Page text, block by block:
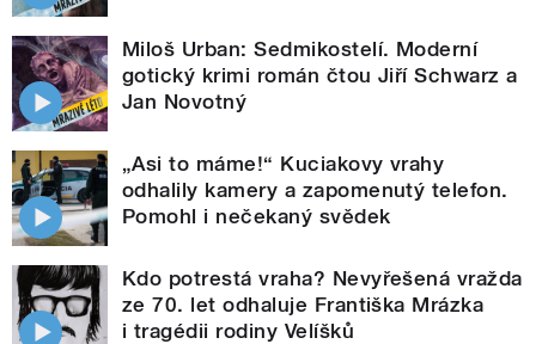
Miloš Urban: Sedmikostelí. Moderní
gotický krimi román čtou Jiří Schwarz a
Jan Novotný
„Asi to máme!“ Kuciakovy vrahy
odhalily kamery a zapomenutý telefon.
Pomohl i nečekaný svědek
Kdo potrestá vraha? Nevyřešená vražda
ze 70. let odhaluje Františka Mrázka
i tragédii rodiny Velíšků